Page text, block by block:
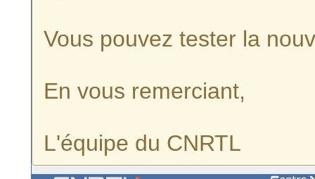
Vous pouvez tester la
En vous remerciant,
L'équipe du CNRTL